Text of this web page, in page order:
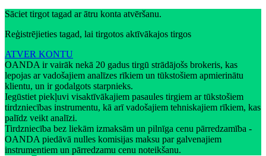
Sāciet tirgot tagad ar ātru konta atvēršanu.
Reģistrējieties tagad, lai tirgotos aktīvākajos tirgos
ATVER KONTU
OANDA ir vairāk nekā 20 gadus tirgū strādājošs brokeris, kas
lepojas ar vadošajiem analīzes rīkiem un tūkstošiem apmierinātu
klientu, un ir godalgots starpnieks.
Iegūstiet piekļuvi visaktīvākajiem pasaules tirgiem ar tūkstošiem
tirdzniecības instrumentu, kā arī vadošajiem tehniskajiem rīkiem, kas
palīdz veikt analīzi.
Tirdzniecība bez liekām izmaksām un pilnīga cenu pārredzamība -
OANDA piedāvā nulles komisijas maksu par galvenajiem
instrumentiem un pārredzamu cenu noteikšanu.